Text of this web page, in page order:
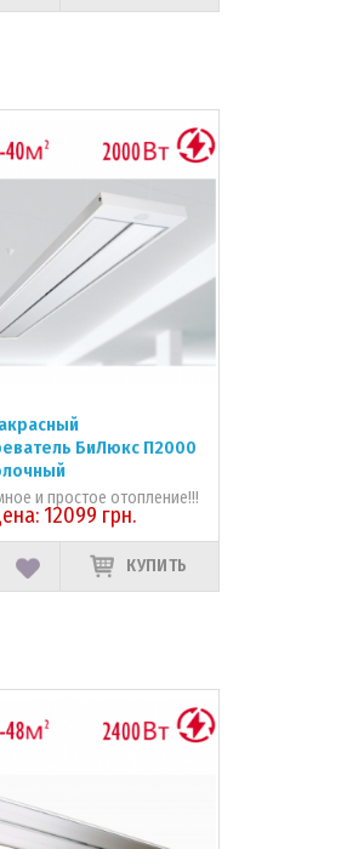
БиЛюкс П2000
и простое отопление!!!
12099 грн.
КУПИТЬ